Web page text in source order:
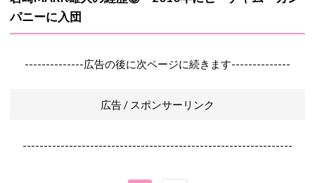
パニーに入団
--------------広告の後に次ページに続きます--------------
広告 / スポンサーリンク
----------------------------------------------------------------